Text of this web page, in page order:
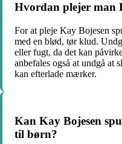
Hvordan plejer man
For at pleje Kay Bojesen
med en blød, tør klud.
eller fugt, da det kan
anbefales også at undgå at
kan efterlade mærker.
Kan Kay Bojesen
til børn?